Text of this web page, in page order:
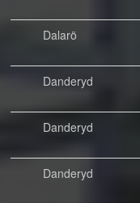
Dalarö
Danderyd
Danderyd
Danderyd